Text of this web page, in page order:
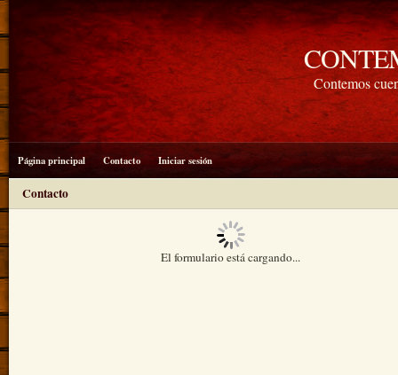
Contemos
Página principal Contacto Iniciar sesión
Contacto
El formulario está cargando...